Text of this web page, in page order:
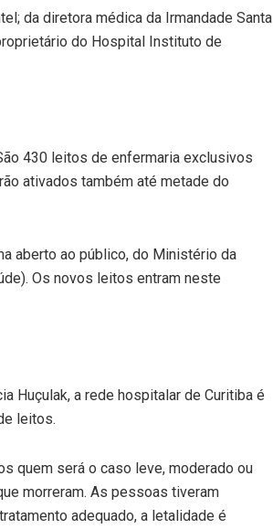
da diretora médica da Irmandade Santa
do Hospital Instituto de
430 leitos de enfermaria exclusivos
ativados também até metade do
aberto ao público, do Ministério da
Os novos leitos entram neste
Huçulak, a rede hospitalar de Curitiba é
leitos.
quem será o caso leve, moderado ou
morreram. As pessoas tiveram
adequado, a letalidade é